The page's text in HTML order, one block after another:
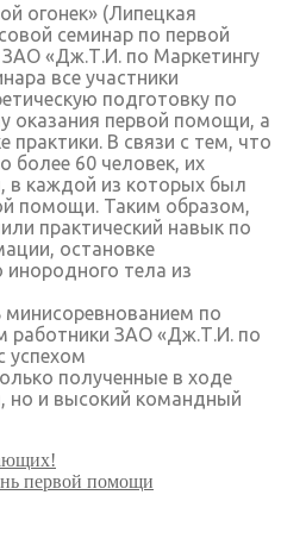
огонек» (Липецкая
семинар по первой
«Дж.Т.И. по Маркетингу
все участники
подготовку по
оказания первой помощи, а
практики. В связи с тем, что
более 60 человек, их
в каждой из которых был
помощи. Таким образом,
практический навык по
остановке
инородного тела из
по
работники ЗАО «Дж.Т.И. по
успехом
полученные в ходе
но и высокий командный
первой помощи